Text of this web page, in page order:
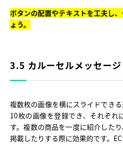
ボタンの配置やテキストを工夫し
ょう。
3.5 カルーセルメッセージ
複数枚の画像を横にスライドでき
10枚の画像を登録でき、それぞれ
す。複数の商品を一度に紹介した
掲載したりする際に効果的です。